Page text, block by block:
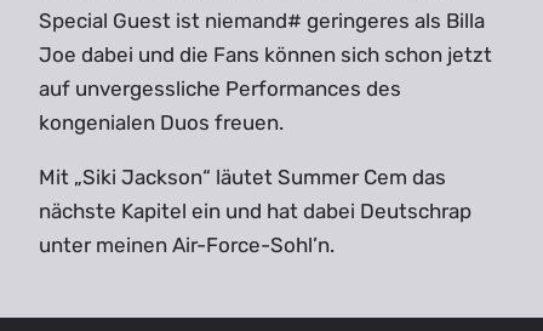
Special Guest ist niemand# geringeres als Billa
Joe dabei und die Fans können sich schon jetzt
auf unvergessliche Performances des
kongenialen Duos freuen.
Mit „Siki Jackson“ läutet Summer Cem das
nächste Kapitel ein und hat dabei Deutschrap
unter meinen Air-Force-Sohl’n.